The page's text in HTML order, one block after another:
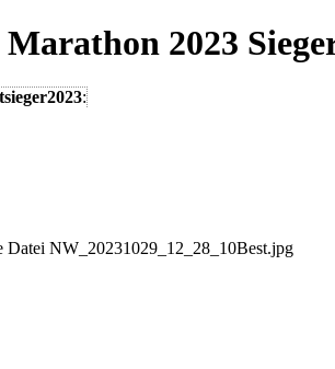
2023
: